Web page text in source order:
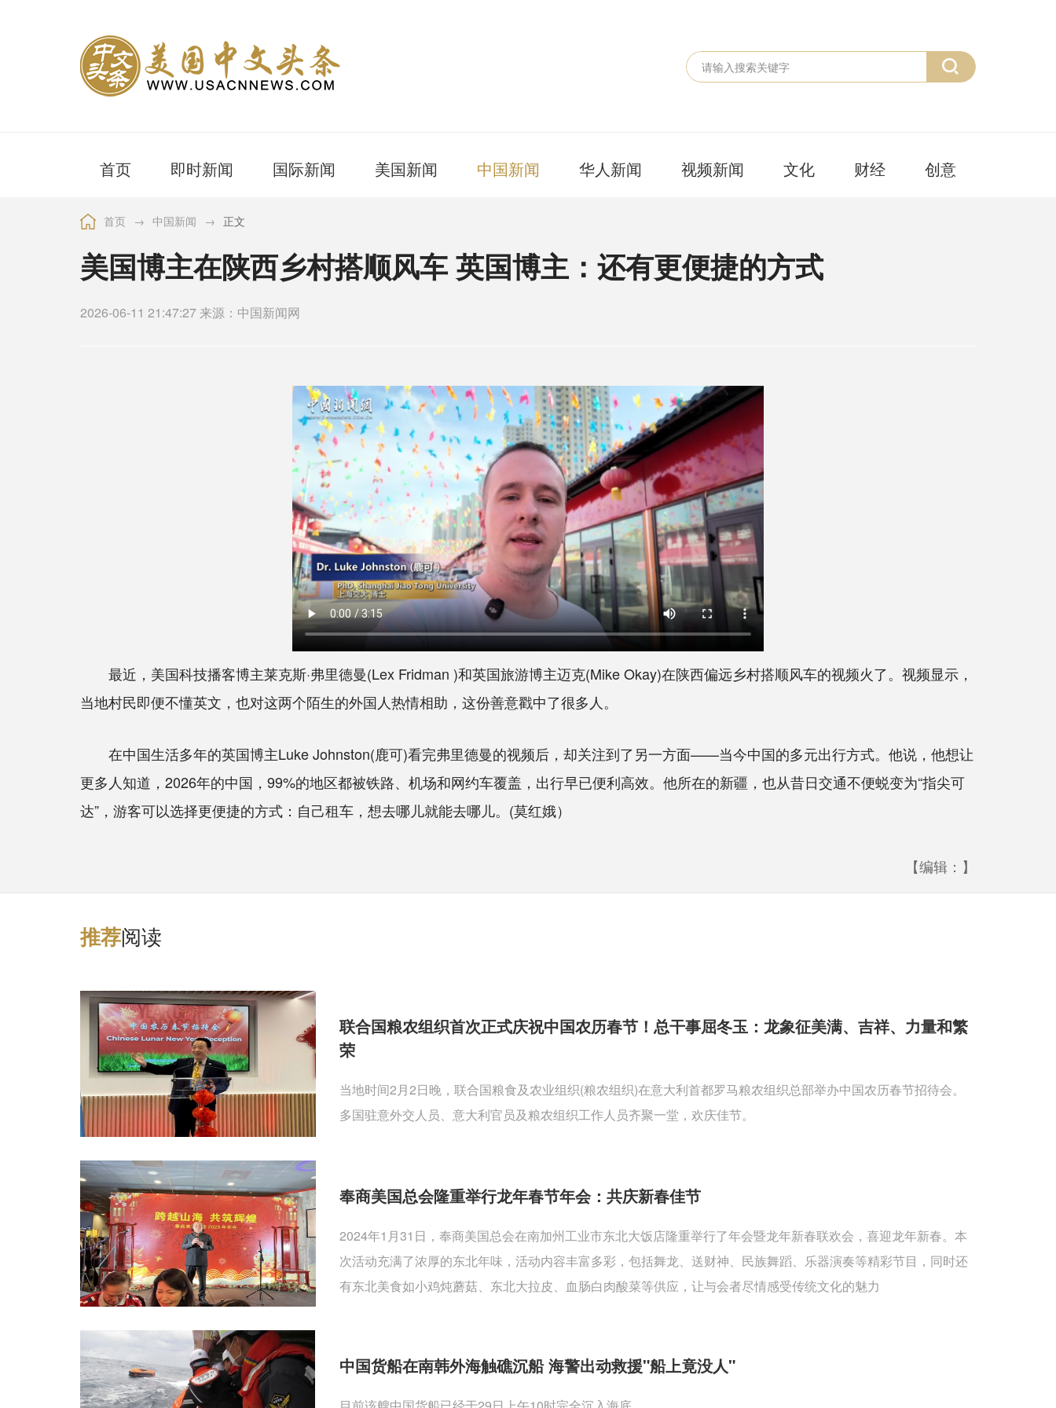
首页 即时新闻 国际新闻 美国新闻 中国新闻 华人新闻 视频新闻 文化 财经 创意
首页 → 中国新闻 → 正文
美国博主在陕西乡村搭顺风车 英国博主：还有更便捷的方式
2026-06-11 21:47:27 来源：中国新闻网
最近，美国科技播客博主莱克斯·弗里德曼(Lex Fridman )和英国旅游博主迈克(Mike Okay)在陕西偏远乡村搭顺风车的视频火了。视频显示，
当地村民即便不懂英文，也对这两个陌生的外国人热情相助，这份善意戳中了很多人。
在中国生活多年的英国博主Luke Johnston(鹿可)看完弗里德曼的视频后，却关注到了另一方面——当今中国的多元出行方式。他说，他想让
更多人知道，2026年的中国，99%的地区都被铁路、机场和网约车覆盖，出行早已便利高效。他所在的新疆，也从昔日交通不便蜕变为“指尖可
达”，游客可以选择更便捷的方式：自己租车，想去哪儿就能去哪儿。(莫红娥）
【编辑：】
推荐阅读
联合国粮农组织首次正式庆祝中国农历春节！总干事屈冬玉：龙象征美满、吉祥、力量和繁
荣
当地时间2月2日晚，联合国粮食及农业组织(粮农组织)在意大利首都罗马粮农组织总部举办中国农历春节招待会。
多国驻意外交人员、意大利官员及粮农组织工作人员齐聚一堂，欢庆佳节。
奉商美国总会隆重举行龙年春节年会：共庆新春佳节
2024年1月31日，奉商美国总会在南加州工业市东北大饭店隆重举行了年会暨龙年新春联欢会，喜迎龙年新春。本
次活动充满了浓厚的东北年味，活动内容丰富多彩，包括舞龙、送财神、民族舞蹈、乐器演奏等精彩节目，同时还
有东北美食如小鸡炖蘑菇、东北大拉皮、血肠白肉酸菜等供应，让与会者尽情感受传统文化的魅力
中国货船在南韩外海触礁沉船 海警出动救援"船上竟没人"